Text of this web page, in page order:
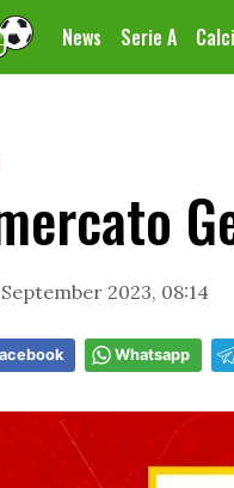
News Serie A
September 2023, 08:14
Whatsapp